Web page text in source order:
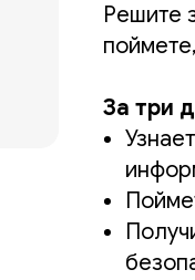
Решите
За три